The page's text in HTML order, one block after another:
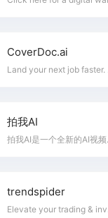
CoverDoc.ai
拍我AI
拍我AI是一个全新的AI视频创
trendspider